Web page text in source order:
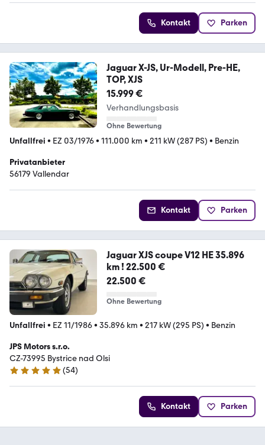
Kontakt Parken
Jaguar X-JS, Ur-Modell, Pre-HE,
TOP, XJS
15.999 €
Verhandlungsbasis
Ohne Bewertung
Unfallfrei • EZ 03/1976• 111.000 km • 211 kW (287 PS) • Benzin
Privatanbieter
56179 Vallendar
Kontakt Parken
Jaguar XJS coupe V12 HE 35.896
km ! 22.500 €
22.500 €
Ohne Bewertung
Unfallfrei • EZ 11/1986• 35.896 km • 217 kW (295 PS) • Benzin
JPS Motors s.r.o.
CZ-73995 Bystrice nad Olsi
4.8 Sterne
(54)
Kontakt Parken